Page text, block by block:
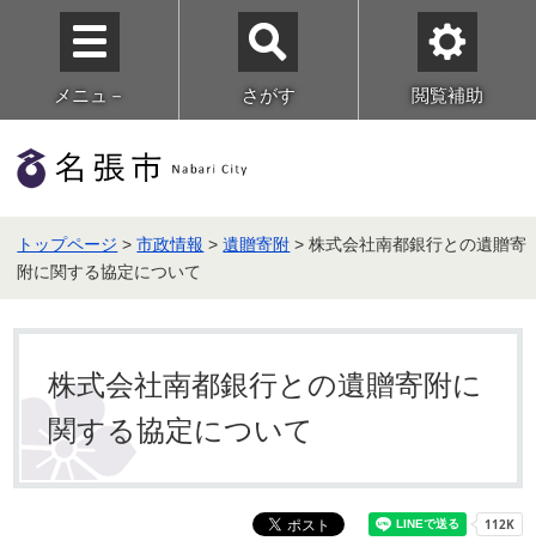
メニュ－ さがす 閲覧補助
トップページ >市政情報 >遺贈寄附 > 株式会社南都銀行との遺贈寄
附に関する協定について
株式会社南都銀行との遺贈寄附に
関する協定について